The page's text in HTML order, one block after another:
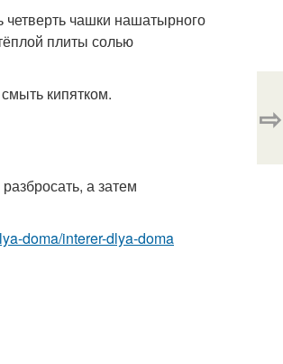
четверть чашки нашатырного
плиты солью
кипятком.
а затем
doma/interer-dlya-doma
⇨